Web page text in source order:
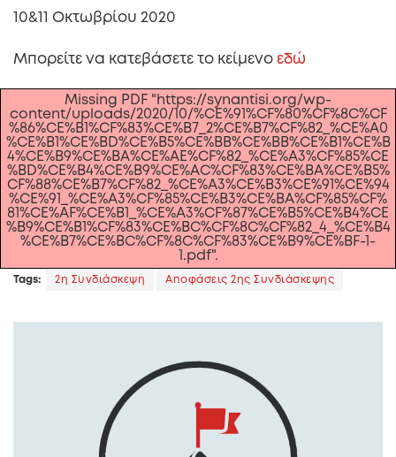
10&11 Οκτωβρίου 2020
Μπορείτε να κατεβάσετε το κείμενο εδώ
Missing PDF "https://synantisi.org/wp-
content/uploads/2020/10/%CE%91%CF%80%CF%8C%CF
%86%CE%B1%CF%83%CE%B7_2%CE%B7%CF%82_%CE%A0
%CE%B1%CE%BD%CE%B5%CE%BB%CE%BB%CE%B1%CE%B
4%CE%B9%CE%BA%CE%AE%CF%82_%CE%A3%CF%85%CE
%BD%CE%B4%CE%B9%CE%AC%CF%83%CE%BA%CE%B5%
CF%88%CE%B7%CF%82_%CE%A3%CE%B3%CE%91%CE%94
%CE%91_%CE%A3%CF%85%CE%B3%CE%BA%CF%85%CF%
81%CE%AF%CE%B1_%CE%A3%CF%87%CE%B5%CE%B4%CE
%B9%CE%B1%CF%83%CE%BC%CF%8C%CF%82_4_%CE%B4
%CE%B7%CE%BC%CF%8C%CF%83%CE%B9%CE%BF-1-
1.pdf".
Tags: 2η Συνδιάσκεψη Αποφάσεις 2ης Συνδιάσκεψης